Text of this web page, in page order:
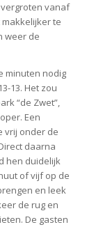
vanaf
te
weer de
minuten nodig
13. Het zou
“de Zwet”,
Een
vrij onder de
daarna
hen duidelijk
of vijf op de
en leek
de rug en
De gasten